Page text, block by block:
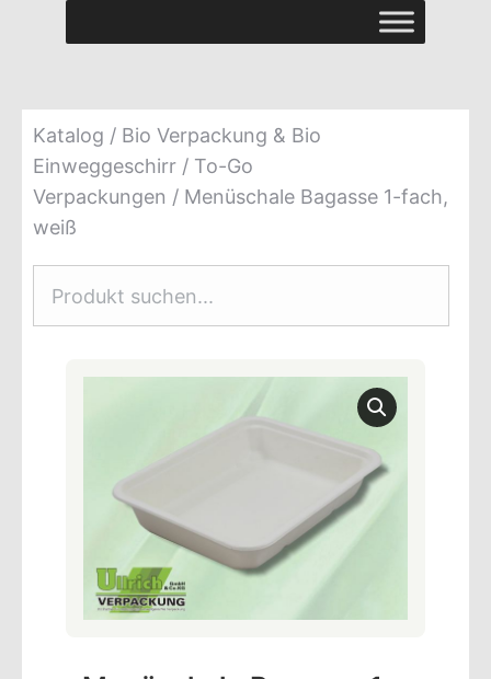
Katalog / Bio Verpackung & Bio
Einweggeschirr / To-Go
Verpackungen / Menüschale Bagasse 1-fach,
weiß